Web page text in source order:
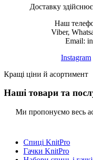
Доставку
Наш
Viber,
Email:
Instagram
Кращі ціни й асортимент
Наші товари та
Ми пропонуємо весь
Спиці KnitPro
Гачки KnitPro